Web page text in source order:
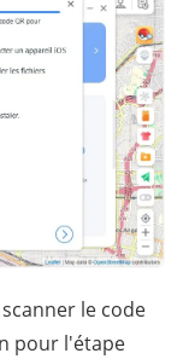
le code
pour l'étape